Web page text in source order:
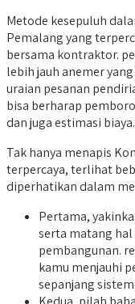
Metode kesepuluh
Pemalang yang
bersama kontraktor.
lebih jauh anemer
uraian pesanan
bisa berharap
dan juga estimasi biaya.
Tak hanya menapis
terpercaya, terlihat
diperhatikan dalam
Pertama,
serta matang
pembangunan.
kamu menjauhi
sepanjang